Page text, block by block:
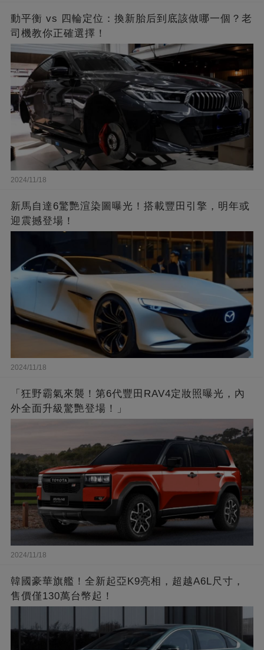
動平衡 vs 四輪定位：換新胎后到底該做哪一個？老
司機教你正確選擇！
2024/11/18
新馬自達6驚艷渲染圖曝光！搭載豐田引擎，明年或
迎震撼登場！
2024/11/18
「狂野霸氣來襲！第6代豐田RAV4定妝照曝光，內
外全面升級驚艷登場！」
2024/11/18
韓國豪華旗艦！全新起亞K9亮相，超越A6L尺寸，
售價僅130萬台幣起！